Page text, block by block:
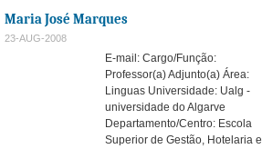
Maria José Marques
23-AUG-2008
E-mail: Cargo/Função:
Professor(a) Adjunto(a) Área:
Linguas Universidade: Ualg -
universidade do Algarve
Departamento/Centro: Escola
Superior de Gestão, Hotelaria e